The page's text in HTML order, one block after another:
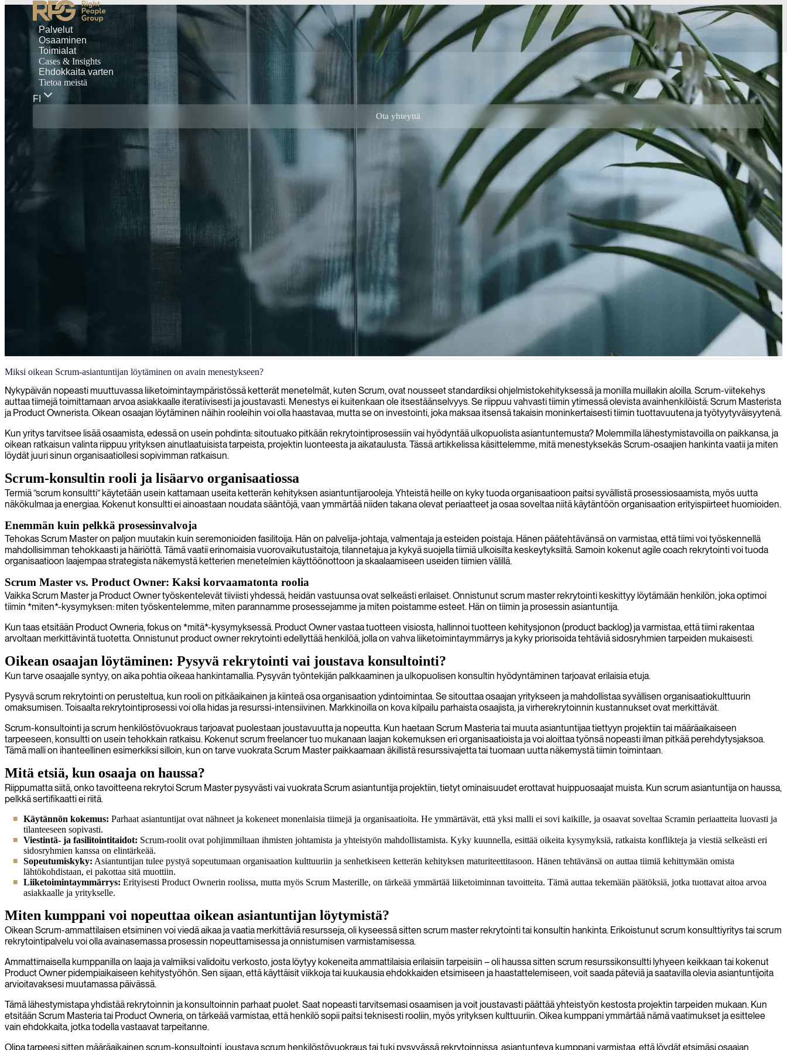
Palvelut
Osaaminen
Toimialat
Cases & Insights
Ehdokkaita varten
Tietoa meistä
FI
Ota yhteyttä
Scrum-ohjelmistokehitys
Tarjoamme scrum-kehitysosaamista tehostamaan ketterän tiimisi suorituskykyä, varmistaen tehokkaan ja iteratiivisen korkealaatuisten ohjelmistotuotteiden toimituksen.
Miksi oikean Scrum-asiantuntijan löytäminen on avain menestykseen?
Nykypäivän nopeasti muuttuvassa liiketoimintaympäristössä ketterät menetelmät, kuten Scrum, ovat nousseet standardiksi ohjelmistokehityksessä ja monilla muillakin aloilla. Scrum-viitekehys
auttaa tiimejä toimittamaan arvoa asiakkaalle iteratiivisesti ja joustavasti. Menestys ei kuitenkaan ole itsestäänselvyys. Se riippuu vahvasti tiimin ytimessä olevista avainhenkilöistä: Scrum Masterista
ja Product Ownerista. Oikean osaajan löytäminen näihin rooleihin voi olla haastavaa, mutta se on investointi, joka maksaa itsensä takaisin moninkertaisesti tiimin tuottavuutena ja työtyytyväisyytenä.
Kun yritys tarvitsee lisää osaamista, edessä on usein pohdinta: sitoutuako pitkään rekrytointiprosessiin vai hyödyntää ulkopuolista asiantuntemusta? Molemmilla lähestymistavoilla on paikkansa, ja
oikean ratkaisun valinta riippuu yrityksen ainutlaatuisista tarpeista, projektin luonteesta ja aikataulusta. Tässä artikkelissa käsittelemme, mitä menestyksekäs Scrum-osaajien hankinta vaatii ja miten
löydät juuri sinun organisaatiollesi sopivimman ratkaisun.
Scrum-konsultin rooli ja lisäarvo organisaatiossa
Termiä ”scrum konsultti” käytetään usein kattamaan useita ketterän kehityksen asiantuntijarooleja. Yhteistä heille on kyky tuoda organisaatioon paitsi syvällistä prosessiosaamista, myös uutta
näkökulmaa ja energiaa. Kokenut konsultti ei ainoastaan noudata sääntöjä, vaan ymmärtää niiden takana olevat periaatteet ja osaa soveltaa niitä käytäntöön organisaation erityispiirteet huomioiden.
Enemmän kuin pelkkä prosessinvalvoja
Tehokas Scrum Master on paljon muutakin kuin seremonioiden fasilitoija. Hän on palvelija-johtaja, valmentaja ja esteiden poistaja. Hänen päätehtävänsä on varmistaa, että tiimi voi työskennellä
mahdollisimman tehokkaasti ja häiriöttä. Tämä vaatii erinomaisia vuorovaikutustaitoja, tilannetajua ja kykyä suojella tiimiä ulkoisilta keskeytyksiltä. Samoin kokenut agile coach rekrytointi voi tuoda
organisaatioon laajempaa strategista näkemystä ketterien menetelmien käyttöönottoon ja skaalaamiseen useiden tiimien välillä.
Scrum Master vs. Product Owner: Kaksi korvaamatonta roolia
Vaikka Scrum Master ja Product Owner työskentelevät tiiviisti yhdessä, heidän vastuunsa ovat selkeästi erilaiset. Onnistunut scrum master rekrytointi keskittyy löytämään henkilön, joka optimoi
tiimin *miten*-kysymyksen: miten työskentelemme, miten parannamme prosessejamme ja miten poistamme esteet. Hän on tiimin ja prosessin asiantuntija.
Kun taas etsitään Product Owneria, fokus on *mitä*-kysymyksessä. Product Owner vastaa tuotteen visiosta, hallinnoi tuotteen kehitysjonon (product backlog) ja varmistaa, että tiimi rakentaa
arvoltaan merkittävintä tuotetta. Onnistunut product owner rekrytointi edellyttää henkilöä, jolla on vahva liiketoimintaymmärrys ja kyky priorisoida tehtäviä sidosryhmien tarpeiden mukaisesti.
Oikean osaajan löytäminen: Pysyvä rekrytointi vai joustava konsultointi?
Kun tarve osaajalle syntyy, on aika pohtia oikeaa hankintamallia. Pysyvän työntekijän palkkaaminen ja ulkopuolisen konsultin hyödyntäminen tarjoavat erilaisia etuja.
Pysyvä scrum rekrytointi on perusteltua, kun rooli on pitkäaikainen ja kiinteä osa organisaation ydintoimintaa. Se sitouttaa osaajan yritykseen ja mahdollistaa syvällisen organisaatiokulttuurin
omaksumisen. Toisaalta rekrytointiprosessi voi olla hidas ja resurssi-intensiivinen. Markkinoilla on kova kilpailu parhaista osaajista, ja virherekrytoinnin kustannukset ovat merkittävät.
Scrum-konsultointi ja scrum henkilöstövuokraus tarjoavat puolestaan joustavuutta ja nopeutta. Kun haetaan Scrum Masteria tai muuta asiantuntijaa tiettyyn projektiin tai määräaikaiseen
tarpeeseen, konsultti on usein tehokkain ratkaisu. Kokenut scrum freelancer tuo mukanaan laajan kokemuksen eri organisaatioista ja voi aloittaa työnsä nopeasti ilman pitkää perehdytysjaksoa.
Tämä malli on ihanteellinen esimerkiksi silloin, kun on tarve vuokrata Scrum Master paikkaamaan äkillistä resurssivajetta tai tuomaan uutta näkemystä tiimin toimintaan.
Mitä etsiä, kun osaaja on haussa?
Riippumatta siitä, onko tavoitteena rekrytoi Scrum Master pysyvästi vai vuokrata Scrum asiantuntija projektiin, tietyt ominaisuudet erottavat huippuosaajat muista. Kun scrum asiantuntija on haussa,
pelkkä sertifikaatti ei riitä.
Käytännön kokemus: Parhaat asiantuntijat ovat nähneet ja kokeneet monenlaisia tiimejä ja organisaatioita. He ymmärtävät, että yksi malli ei sovi kaikille, ja osaavat soveltaa Scramin periaatteita luovasti ja
tilanteeseen sopivasti.
Viestintä- ja fasilitointitaidot: Scrum-roolit ovat pohjimmiltaan ihmisten johtamista ja yhteistyön mahdollistamista. Kyky kuunnella, esittää oikeita kysymyksiä, ratkaista konflikteja ja viestiä selkeästi eri
sidosryhmien kanssa on elintärkeää.
Sopeutumiskyky: Asiantuntijan tulee pystyä sopeutumaan organisaation kulttuuriin ja senhetkiseen ketterän kehityksen maturiteettitasoon. Hänen tehtävänsä on auttaa tiimiä kehittymään omista
lähtökohdistaan, ei pakottaa sitä muottiin.
Liiketoimintaymmärrys: Erityisesti Product Ownerin roolissa, mutta myös Scrum Masterille, on tärkeää ymmärtää liiketoiminnan tavoitteita. Tämä auttaa tekemään päätöksiä, jotka tuottavat aitoa arvoa
asiakkaalle ja yritykselle.
Miten kumppani voi nopeuttaa oikean asiantuntijan löytymistä?
Oikean Scrum-ammattilaisen etsiminen voi viedä aikaa ja vaatia merkittäviä resursseja, oli kyseessä sitten scrum master rekrytointi tai konsultin hankinta. Erikoistunut scrum konsulttiyritys tai scrum
rekrytointipalvelu voi olla avainasemassa prosessin nopeuttamisessa ja onnistumisen varmistamisessa.
Ammattimaisella kumppanilla on laaja ja valmiiksi validoitu verkosto, josta löytyy kokeneita ammattilaisia erilaisiin tarpeisiin – oli haussa sitten scrum resurssikonsultti lyhyeen keikkaan tai kokenut
Product Owner pidempiaikaiseen kehitystyöhön. Sen sijaan, että käyttäisit viikkoja tai kuukausia ehdokkaiden etsimiseen ja haastattelemiseen, voit saada päteviä ja saatavilla olevia asiantuntijoita
arvioitavaksesi muutamassa päivässä.
Tämä lähestymistapa yhdistää rekrytoinnin ja konsultoinnin parhaat puolet. Saat nopeasti tarvitsemasi osaamisen ja voit joustavasti päättää yhteistyön kestosta projektin tarpeiden mukaan. Kun
etsitään Scrum Masteria tai Product Owneria, on tärkeää varmistaa, että henkilö sopii paitsi teknisesti rooliin, myös yrityksen kulttuuriin. Oikea kumppani ymmärtää nämä vaatimukset ja esittelee
vain ehdokkaita, jotka todella vastaavat tarpeitanne.
Olipa tarpeesi sitten määräaikainen scrum-konsultointi, joustava scrum henkilöstövuokraus tai tuki pysyvässä rekrytoinnissa, asiantunteva kumppani varmistaa, että löydät etsimäsi osaajan